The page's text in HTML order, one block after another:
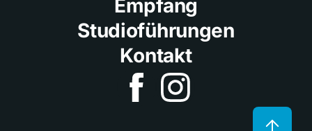
Empfang
Studioführungen
Kontakt